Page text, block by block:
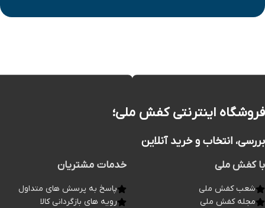
فروشگاه اینترنتی کفش ملی؛
بررسی، انتخاب و خرید آنلاین
با کفش ملی
شعب کفش ملی
مجله کفش ملی
خدمات مشتریان
پاسخ به پرسش های متداول
رویه های بازگردانی کالا